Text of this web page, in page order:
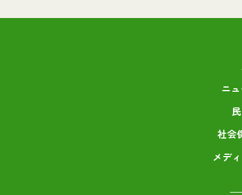
ニ
社会
メデ